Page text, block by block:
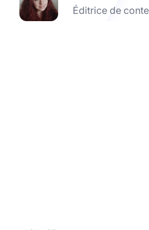
Éditrice de